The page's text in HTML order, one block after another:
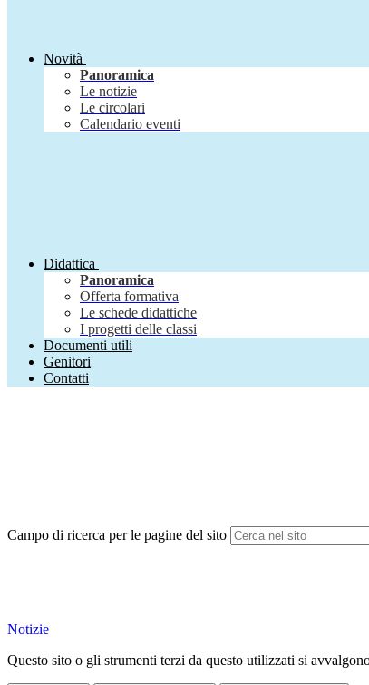
Novità
Panoramica
Le notizie
Le circolari
Calendario eventi
Didattica
Panoramica
Offerta formativa
Le schede didattiche
I progetti delle classi
Documenti utili
Genitori
Contatti
Campo di ricerca per le pagine del sito
Notizie
Questo sito o gli strumenti terzi da questo utilizzati si